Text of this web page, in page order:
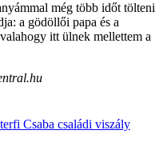
még több időt tölteni
a gödöllői papa és a
itt ülnek mellettem a
Csaba családi viszály